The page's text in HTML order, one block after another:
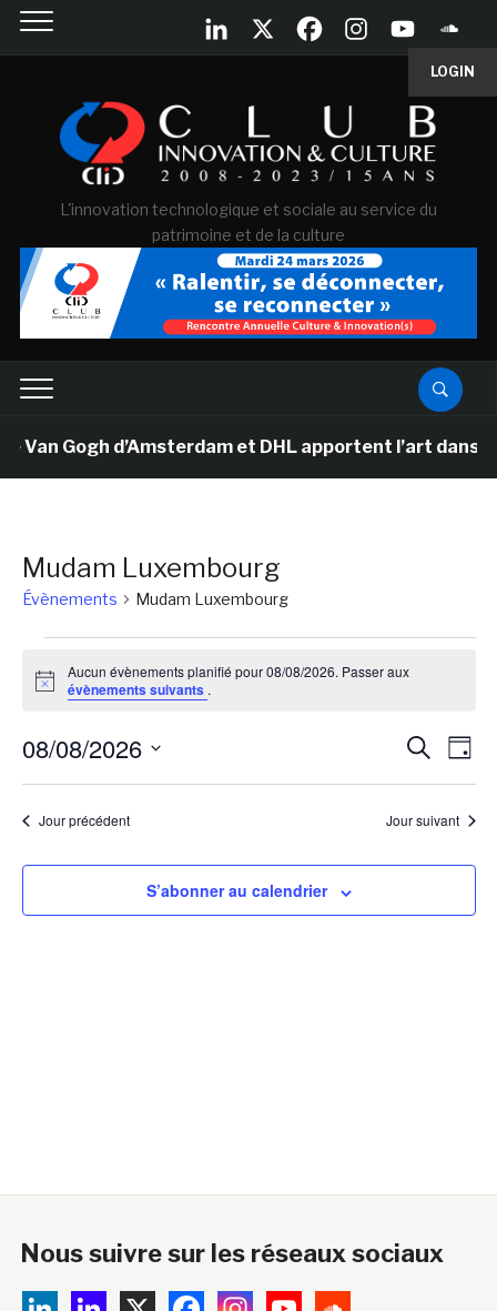
LOGIN
L'innovation technologique et sociale au service du
patrimoine et de la culture
Van Gogh d’Amsterdam et DHL apportent l’art dans
Mudam Luxembourg
Évènements Mudam Luxembourg
for
Notice
Aucun évènements planifié pour 08/08/2026. Passer aux
évènements suivants .
et
de
Jour
08/08/2026
Sélectionnez
uneJour précédent Jour suivant
S’abonner au calendrier
Nous suivre sur les réseaux sociaux